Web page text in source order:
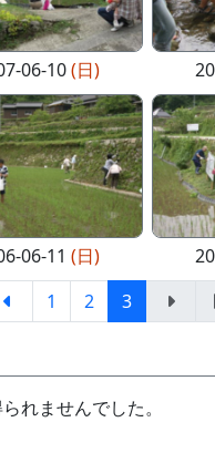
06-10(日)
06-11 (日)
1
2 3
れませんでした。